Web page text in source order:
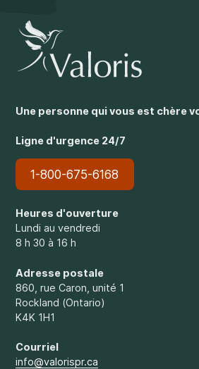
Une personne qui vous est chère
Ligne d'urgence 24/7
1-800-675-6168
Heures d'ouverture
Lundi au vendredi
8 h 30 à 16 h
Adresse postale
860, rue Caron, unité 1
Rockland (Ontario)
K4K 1H1
Courriel
info@valorispr.ca